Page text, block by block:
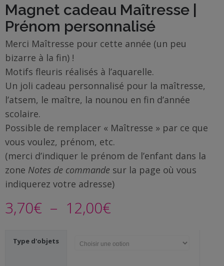
Magnet cadeau Maîtresse |
Prénom personnalisé
Merci Maîtresse pour cette année (un peu
bizarre à la fin) !
Motifs fleuris réalisés à l’aquarelle.
Un joli cadeau personnalisé pour la maîtresse,
l’atsem, le maître, la nounou en fin d’année
scolaire.
Possible de remplacer « Maîtresse » par ce que
vous voulez, prénom, etc.
(merci d’indiquer le prénom de l’enfant dans la
zone Notes de commande sur la page où vous
indiquerez votre adresse)
3,70€ – 12,00€
Type d'objets
Maîtresses
/ Nounou /
Crèche
/
Enfants
Messages
rigolos
Noël
/
Fêtes
ACTU